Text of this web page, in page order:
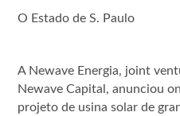
O Estado de S. Paulo
A Newave Energia, joint
Newave Capital, anunciou
projeto de usina solar de